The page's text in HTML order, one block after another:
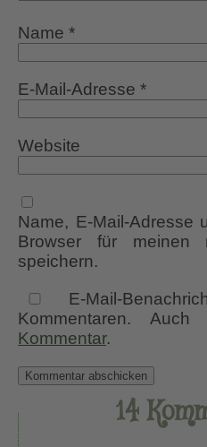
Name *
E-Mail-Adresse *
Website
Name, E-Mail-Adresse
Browser für meinen
speichern.
E-Mail-
Kommentaren.
Kommentar.
14